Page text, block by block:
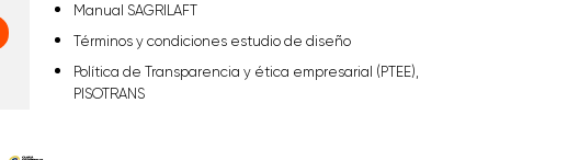
Manual SAGRILAFT
Términos y condiciones estudio de diseño
Política de Transparencia y ética empresarial (PTEE),
PISOTRANS